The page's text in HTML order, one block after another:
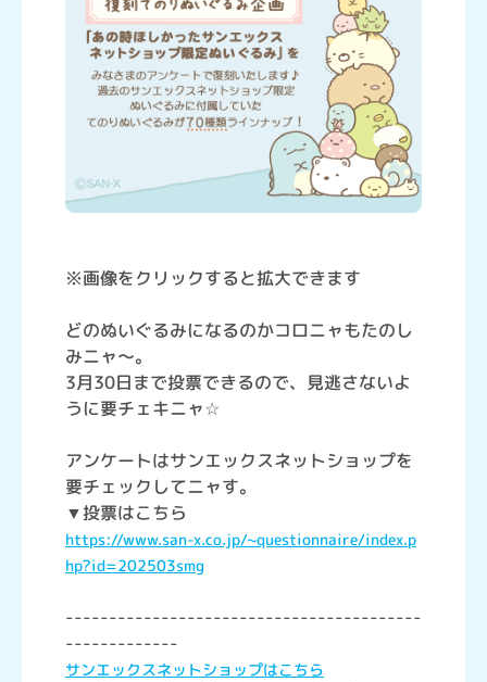
※画像をクリックすると拡大できます
どのぬいぐるみになるのかコロニャもたのし
みニャ～。
3月30日まで投票できるので、見逃さないよ
うに要チェキニャ☆
アンケートはサンエックスネットショップを
要チェックしてニャす。
▼投票はこちら
https://www.san-x.co.jp/~questionnaire/index.p
hp?id=202503smg
-----------------------------------------
-------------
サンエックスネットショップはこちら